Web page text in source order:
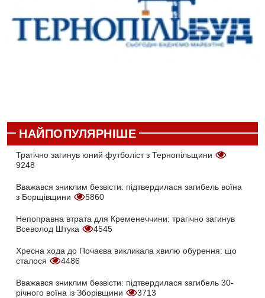
НАЙПОПУЛЯРНІШЕ
Трагічно загинув юний футболіст з Тернопільщини
9248
Вважався зниклим безвісти: підтвердилася загибель воїна
з Борщівщини
5860
Непоправна втрата для Кременеччини: трагічно загинув
Всеволод Штука
4545
Хресна хода до Почаєва викликала хвилю обурення: що
сталося
4486
Вважався зниклим безвісти: підтвердилася загибель 30-
річного воїна із Зборівщини
3713